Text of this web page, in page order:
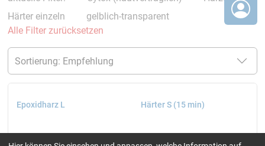
Härter einzeln
gelblich-transparent
Alle Filter zurücksetzen
Epoxidharz L Härter S (15 min)